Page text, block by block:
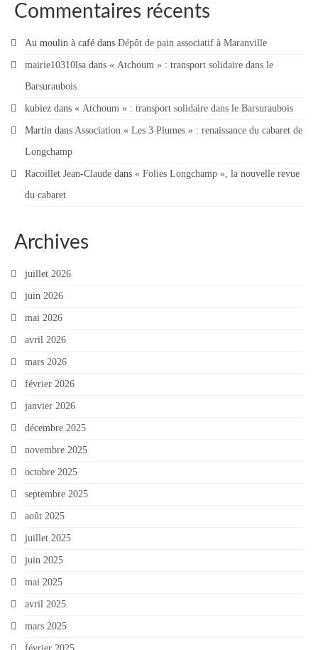
Commentaires récents
Au moulin à café dans Dépôt de pain associatif à Maranville
mairie10310lsa dans « Atchoum » : transport solidaire dans le
Barsuraubois
kubiez dans « Atchoum » : transport solidaire dans le Barsuraubois
Martin dans Association « Les 3 Plumes » : renaissance du cabaret de
Longchamp
Racoillet Jean-Claude dans « Folies Longchamp », la nouvelle revue
du cabaret
Archives
juillet 2026
juin 2026
mai 2026
avril 2026
mars 2026
février 2026
janvier 2026
décembre 2025
novembre 2025
octobre 2025
septembre 2025
août 2025
juillet 2025
juin 2025
mai 2025
avril 2025
mars 2025